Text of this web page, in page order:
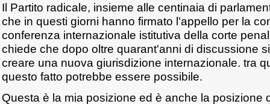
Il Partito radicale, insieme alle centinaia di
che in questi giorni hanno firmato l'appello per la
conferenza internazionale istitutiva della corte
chiede che dopo oltre quarant'anni di discussione
creare una nuova giurisdizione internazionale. tra
questo fatto potrebbe essere possibile.
Questa è la mia posizione ed è anche la posizione